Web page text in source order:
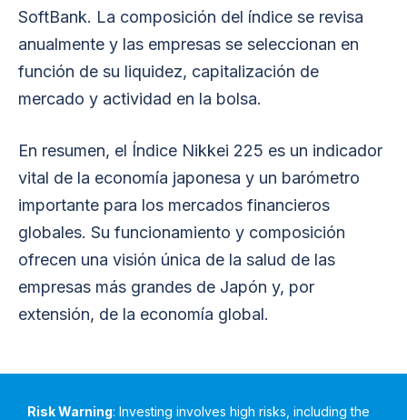
SoftBank. La composición del índice se revisa
anualmente y las empresas se seleccionan en
función de su liquidez, capitalización de
mercado y actividad en la bolsa.
En resumen, el Índice Nikkei 225 es un indicador
vital de la economía japonesa y un barómetro
importante para los mercados financieros
globales. Su funcionamiento y composición
ofrecen una visión única de la salud de las
empresas más grandes de Japón y, por
extensión, de la economía global.
Risk Warning: Investing involves high risks, including the